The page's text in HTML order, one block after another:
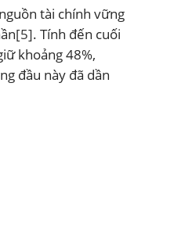
tài chính vững
[5]. Tính đến cuối
khoảng 48%,
đầu này đã dần